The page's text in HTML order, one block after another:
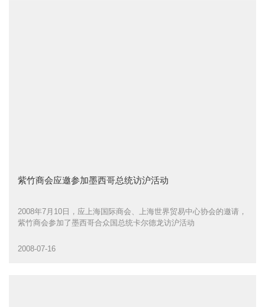
紫竹商会应邀参加墨西哥总统访沪活动
2008年7月10日，应上海国际商会、上海世界贸易中心协会的邀请，
紫竹商会参加了墨西哥合众国总统卡尔德龙访沪活动
2008-07-16